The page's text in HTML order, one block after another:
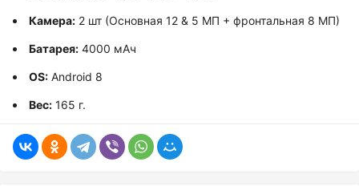
Камера: 2 шт (Основная 12 & 5 МП + фронтальная 8 МП)
Батарея: 4000 мАч
OS: Android 8
Вес: 165 г.